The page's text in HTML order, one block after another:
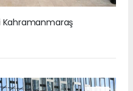
Kahramanmaraş